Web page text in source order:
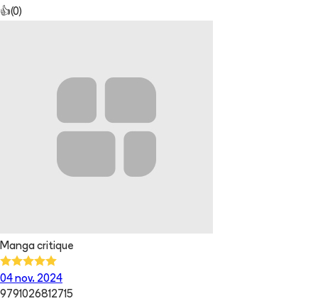
👍(0)
Manga critique
04 nov. 2024
9791026812715